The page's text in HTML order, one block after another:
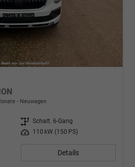
Neuwagen
Getriebe Schalt. 6-Gang
Leistung 110 kW (150 PS)
Details